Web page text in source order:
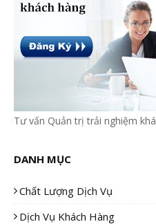
Tư vấn Quản trị trải nghiệm
DANH MỤC
Chất Lượng Dịch Vụ
Dịch Vụ Khách Hàng